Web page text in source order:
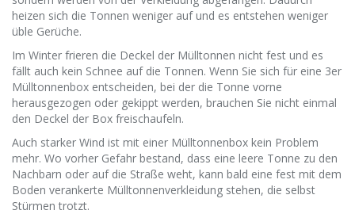
heizen sich die Tonnen weniger auf und es entstehen weniger
üble Gerüche.
Im Winter frieren die Deckel der Mülltonnen nicht fest und es
fällt auch kein Schnee auf die Tonnen. Wenn Sie sich für eine 3er
Mülltonnenbox entscheiden, bei der die Tonne vorne
herausgezogen oder gekippt werden, brauchen Sie nicht einmal
den Deckel der Box freischaufeln.
Auch starker Wind ist mit einer Mülltonnenbox kein Problem
mehr. Wo vorher Gefahr bestand, dass eine leere Tonne zu den
Nachbarn oder auf die Straße weht, kann bald eine fest mit dem
Boden verankerte Mülltonnenverkleidung stehen, die selbst
Stürmen trotzt.